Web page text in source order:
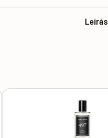
Leírás